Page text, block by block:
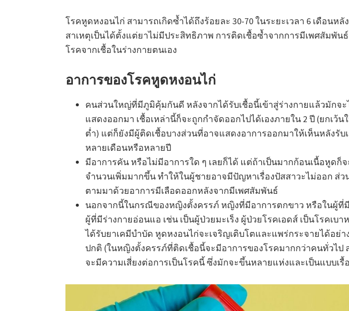
โรคหูดหงอนไก่ สามารถเกิดซ้ำได้ถึงร้อยละ 30-70 ในระยะเวลา 6 เดือนห
สาเหตุเป็นได้ตั้งแต่ยาไม่มีประสิทธิภาพ การติดเชื้อซ้ำจากการมีเพศสัมพัน
โรคจากเชื้อในร่างกายตนเอง
อาการของโรคหูดหงอนไก่
คนส่วนใหญ่ที่มีภูมิคุ้มกันดี หลังจากได้รับเชื้อนี้เข้าสู่ร่างกายแล้วมักจะ
แสดงออกมา เชื้อเหล่านี้ก็จะถูกกำจัดออกไปได้เองภายใน 2 ปี (ยกเว้
ต่ำ) แต่ก็ยังมีผู้ติดเชื้อบางส่วนที่อาจแสดงอาการออกมาให้เห็นหลังรับ
หลายเดือนหรือหลายปี
มีอาการคัน หรือไม่มีอาการใด ๆ เลยก็ได้ แต่ถ้าเป็นมากก้อนเนื้อหูดก็
จำนวนเพิ่มมากขึ้น ทำให้ในผู้ชายอาจมีปัญหาเรื่องปัสสาวะไม่ออก ส่
ตามมาด้วยอาการมีเลือดออกหลังจากมีเพศสัมพันธ์
นอกจากนี้ในกรณีของหญิงตั้งครรภ์ หญิงที่มีอาการตกขาว หรือในผู้
ผู้ที่มีร่างกายอ่อนแอ เช่น เป็นผู้ป่วยมะเร็ง ผู้ป่วยโรคเอดส์ เป็นโรคเบา
ได้รับยาเคมีบำบัด หูดหงอนไก่จะเจริญเติบโตและแพร่กระจายได้อย่า
ปกติ (ในหญิงตั้งครรภ์ที่ติดเชื้อนี้จะมีอาการของโรคมากกว่าคนทั่วไป
จะมีความเสี่ยงต่อการเป็นโรคนี้ ซึ่งมักจะขึ้นหลายแห่งและเป็นแบบเรื้